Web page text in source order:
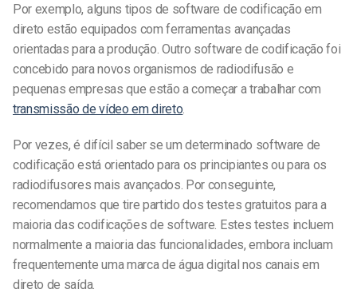
Por exemplo, alguns tipos de software de codificação em
direto estão equipados com ferramentas avançadas
orientadas para a produção. Outro software de codificação foi
concebido para novos organismos de radiodifusão e
pequenas empresas que estão a começar a trabalhar com
transmissão de vídeo em direto
Por vezes, é difícil saber se um determinado software de
codificação está orientado para os principiantes ou para os
radiodifusores mais avançados. Por conseguinte,
recomendamos que tire partido dos testes gratuitos para a
maioria das codificações de software. Estes testes incluem
normalmente a maioria das funcionalidades, embora incluam
frequentemente uma marca de água digital nos canais em
direto de saída.